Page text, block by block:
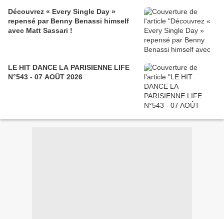
Découvrez « Every Single Day »
repensé par Benny Benassi himself
avec Matt Sassari !
LE HIT DANCE LA PARISIENNE LIFE
N°543 - 07 AOÛT 2026